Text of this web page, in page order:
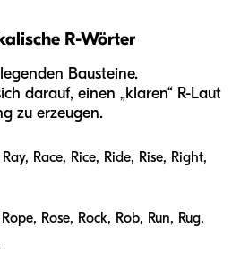
R-Wörter
Bausteine.
darauf, einen „klaren“ R-Laut
zu erzeugen.
Race, Rice, Ride, Rise, Right,
Rose, Rock, Rob, Run, Rug,